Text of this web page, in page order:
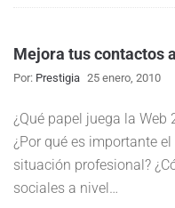
Mejora tus contactos
Por: Prestigia 25 enero, 2010
¿Qué papel juega la Web
¿Por qué es importante
situación profesional?
sociales a nivel…